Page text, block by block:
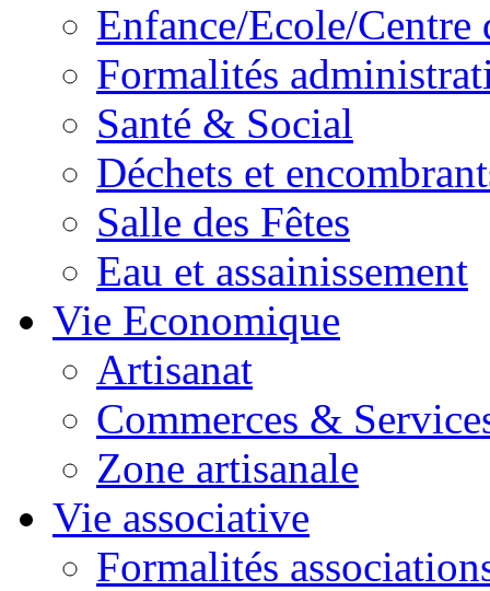
Enfance/Ecole/Centre
Formalités
Santé & Social
Déchets et
Salle des Fêtes
Eau et assainissement
Vie Economique
Artisanat
Commerces &
Zone artisanale
Vie associative
Formalités